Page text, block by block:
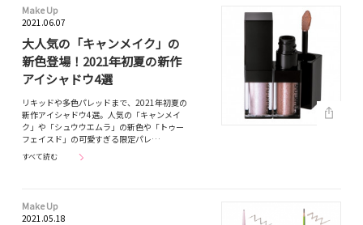
Make Up
2021.06.07
大人気の「キャンメイク」の
新色登場！2021年初夏の新作
アイシャドウ4選
リキッドや多色パレッドまで、2021年初夏の
新作アイシャドウ4選。人気の「キャンメイ
ク」や「シュウウエムラ」の新色や「トゥー
フェイスド」の可愛すぎる限定パレ…
すべて読む
Make Up
2021.05.18